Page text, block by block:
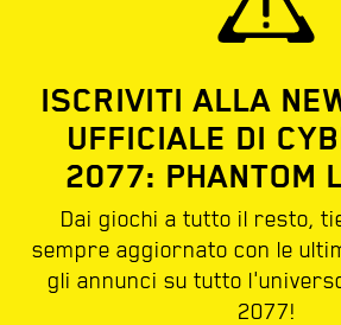
ISCRIVITI ALLA
UFFICIALE DI
2077: PHANTOM
Dai giochi a tutto il resto,
sempre aggiornato con le
gli annunci su tutto
2077!